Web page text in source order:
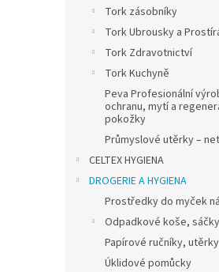
Tork zásobníky
Tork Ubrousky a
Tork Zdravotnictví
Tork Kuchyně
Peva Profesionální
ochranu, mytí a
pokožky
Průmyslové utěrky –
CELTEX HYGIENA
DROGERIE A HYGIENA
Prostředky do myček
Odpadkové koše,
Papírové ručníky, utěrky
Úklidové pomůcky